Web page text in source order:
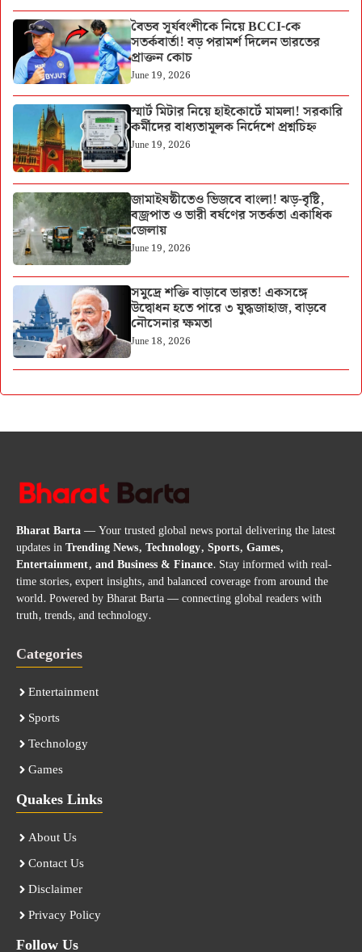
বৈভব সূর্যবংশীকে নিয়ে BCCI-কে
সতর্কবার্তা! বড় পরামর্শ দিলেন ভারতের
প্রাক্তন কোচ
June 19, 2026
স্মার্ট মিটার নিয়ে হাইকোর্টে মামলা! সরকারি
কর্মীদের বাধ্যতামূলক নির্দেশে প্রশ্নচিহ্ন
June 19, 2026
জামাইষষ্ঠীতেও ভিজবে বাংলা! ঝড়-বৃষ্টি,
বজ্রপাত ও ভারী বর্ষণের সতর্কতা একাধিক
জেলায়
June 19, 2026
সমুদ্রে শক্তি বাড়াবে ভারত! একসঙ্গে
উদ্বোধন হতে পারে ৩ যুদ্ধজাহাজ, বাড়বে
নৌসেনার ক্ষমতা
June 18, 2026
Bharat Barta— Your trusted global news portal delivering the latest
updates inTrending News, Technology, Sports, Games,
Entertainment, and Business & Finance. Stay informed with real-
time stories, expert insights, and balanced coverage from around the
world. Powered by Bharat Barta — connecting global readers with
truth, trends, and technology.
Categories
Entertainment
Sports
Technology
Games
Quakes Links
About Us
Contact Us
Disclaimer
Privacy Policy
Follow Us